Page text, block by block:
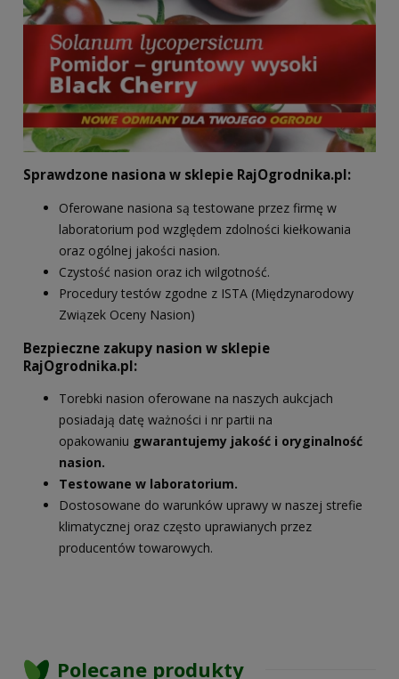
Sprawdzone nasiona w sklepie RajOgrodnika.pl:
Oferowane nasiona są testowane przez firmę w
laboratorium pod względem zdolności kiełkowania
oraz ogólnej jakości nasion.
Czystość nasion oraz ich wilgotność.
Procedury testów zgodne z ISTA (Międzynarodowy
Związek Oceny Nasion)
Bezpieczne zakupy nasion w sklepie
RajOgrodnika.pl:
Torebki nasion oferowane na naszych aukcjach
posiadają datę ważności i nr partii na
opakowaniu gwarantujemy jakość i oryginalność
nasion.
Testowane w laboratorium.
Dostosowane do warunków uprawy w naszej strefie
klimatycznej oraz często uprawianych przez
producentów towarowych.
Polecane produkty